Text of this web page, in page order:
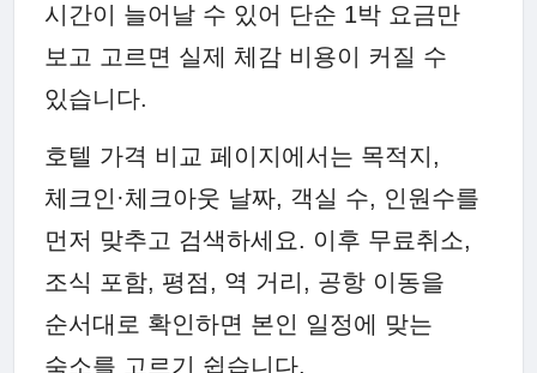
시간이 늘어날 수 있어 단순 1박 요금만
보고 고르면 실제 체감 비용이 커질 수
있습니다.
호텔 가격 비교 페이지에서는 목적지,
체크인·체크아웃 날짜, 객실 수, 인원수를
먼저 맞추고 검색하세요. 이후 무료취소,
조식 포함, 평점, 역 거리, 공항 이동을
순서대로 확인하면 본인 일정에 맞는
숙소를 고르기 쉽습니다.